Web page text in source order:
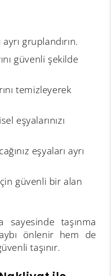
gruplandırın.
güvenli şekilde
temizleyerek
eşyalarınızı
eşyaları ayrı
güvenli bir alan
sayesinde taşınma
önlenir hem de
taşınır.